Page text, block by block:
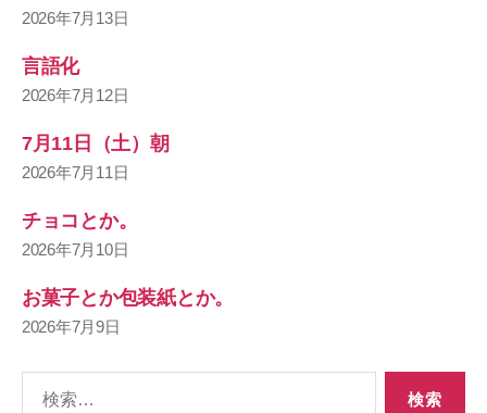
2026年7月13日
言語化
2026年7月12日
7月11日（土）朝
2026年7月11日
チョコとか。
2026年7月10日
お菓子とか包装紙とか。
2026年7月9日